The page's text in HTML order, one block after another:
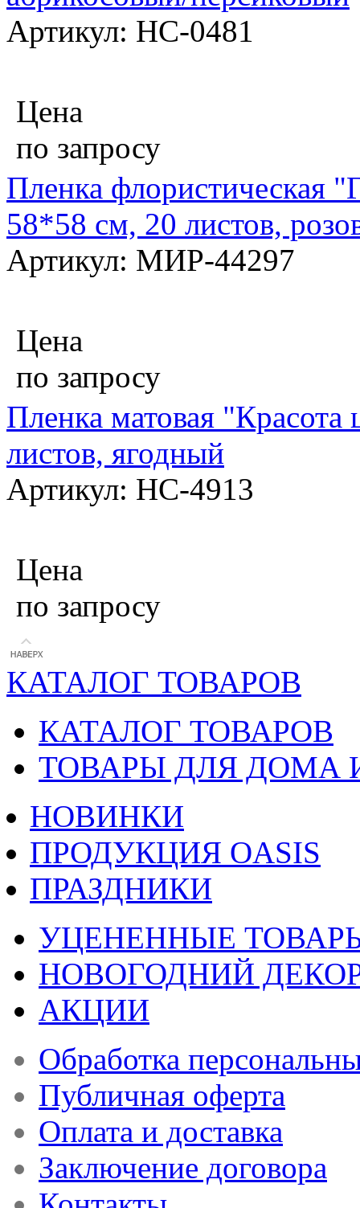
Артикул: НС-0481
Цена
по запросу
Пленка флористическая
58*58 см, 20 листов,
Артикул: МИР-44297
Цена
по запросу
Пленка матовая
листов, ягодный
Артикул: НС-4913
Цена
по запросу
КАТАЛОГ ТОВАРОВ
КАТАЛОГ ТОВАРОВ
ТОВАРЫ ДЛЯ ДОМА
НОВИНКИ
ПРОДУКЦИЯ OASIS
ПРАЗДНИКИ
УЦЕНЕННЫЕ
НОВОГОДНИЙ
АКЦИИ
Обработка
Публичная оферта
Оплата и доставка
Заключение договора